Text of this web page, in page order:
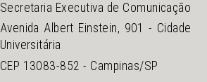
Secretaria Executiva de Comunicação
Avenida Albert Einstein, 901 - Cidade
Universitária
CEP 13083-852 - Campinas/SP